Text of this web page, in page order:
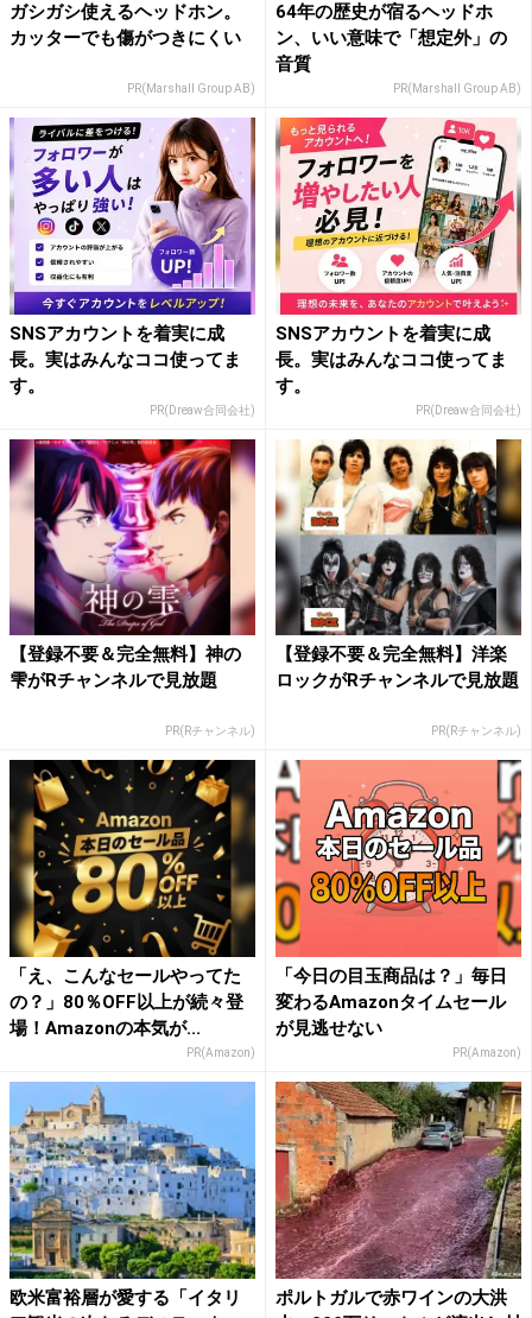
ガシガシ使えるヘッドホン。
カッターでも傷がつきにくい
PR(Marshall Group AB)
64年の歴史が宿るヘッドホ
ン、いい意味で「想定外」の
音質
PR(Marshall Group AB)
SNSアカウントを着実に成
長。実はみんなココ使ってま
す。
PR(Dreaw合同会社)
SNSアカウントを着実に成
長。実はみんなココ使ってま
す。
PR(Dreaw合同会社)
【登録不要＆完全無料】神の
雫がRチャンネルで見放題
PR(Rチャンネル)
【登録不要＆完全無料】洋楽
ロックがRチャンネルで見放題
PR(Rチャンネル)
「え、こんなセールやってた
の？」80％OFF以上が続々登
場！Amazonの本気が...
PR(Amazon)
「今日の目玉商品は？」毎日
変わるAmazonタイムセール
が見逃せない
PR(Amazon)
欧米富裕層が愛する「イタリ
ポルトガルで赤ワインの大洪